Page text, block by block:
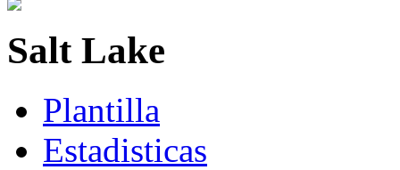
Salt Lake
Plantilla
Estadisticas